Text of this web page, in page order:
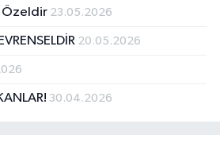
Özeldir 23.05.2026
20.05.2026
30.04.2026